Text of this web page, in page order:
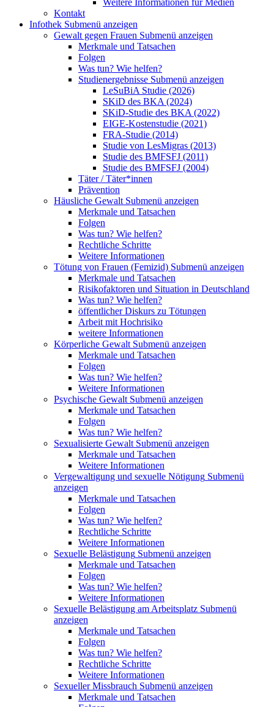
Weitere Informationen für Medien
Kontakt
Infothek Submenü anzeigen
Gewalt gegen Frauen Submenü anzeigen
Merkmale und Tatsachen
Folgen
Was tun? Wie helfen?
Studienergebnisse Submenü anzeigen
LeSuBiA Studie (2026)
SKiD des BKA (2024)
SKiD-Studie des BKA (2022)
EIGE-Kostenstudie (2021)
FRA-Studie (2014)
Studie von LesMigras (2013)
Studie des BMFSFJ (2011)
Studie des BMFSFJ (2004)
Täter / Täter*innen
Prävention
Häusliche Gewalt Submenü anzeigen
Merkmale und Tatsachen
Folgen
Was tun? Wie helfen?
Rechtliche Schritte
Weitere Informationen
Tötung von Frauen (Femizid) Submenü anzeigen
Merkmale und Tatsachen
Risikofaktoren und Situation in Deutschland
Was tun? Wie helfen?
öffentlicher Diskurs zu Tötungen
Arbeit mit Hochrisiko
weitere Informationen
Körperliche Gewalt Submenü anzeigen
Merkmale und Tatsachen
Folgen
Was tun? Wie helfen?
Weitere Informationen
Psychische Gewalt Submenü anzeigen
Merkmale und Tatsachen
Folgen
Was tun? Wie helfen?
Sexualisierte Gewalt Submenü anzeigen
Merkmale und Tatsachen
Weitere Informationen
Vergewaltigung und sexuelle Nötigung Submenü
anzeigen
Merkmale und Tatsachen
Folgen
Was tun? Wie helfen?
Rechtliche Schritte
Weitere Informationen
Sexuelle Belästigung Submenü anzeigen
Merkmale und Tatsachen
Folgen
Was tun? Wie helfen?
Weitere Informationen
Sexuelle Belästigung am Arbeitsplatz Submenü
anzeigen
Merkmale und Tatsachen
Folgen
Was tun? Wie helfen?
Rechtliche Schritte
Weitere Informationen
Sexueller Missbrauch Submenü anzeigen
Merkmale und Tatsachen